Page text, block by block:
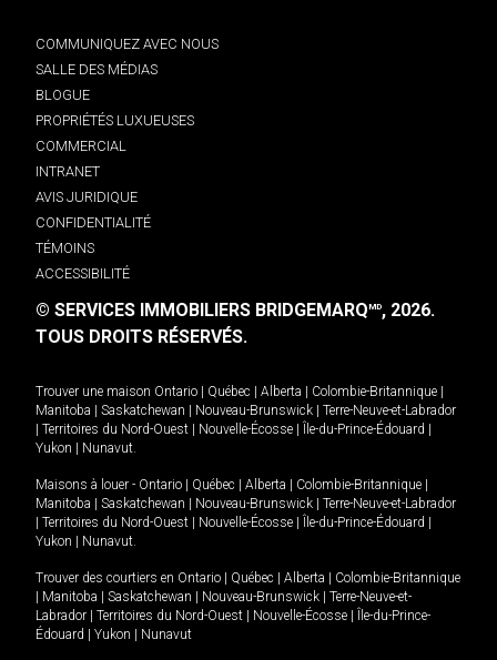
COMMUNIQUEZ AVEC NOUS
SALLE DES MÉDIAS
BLOGUE
PROPRIÉTÉS LUXUEUSES
COMMERCIAL
INTRANET
AVIS JURIDIQUE
CONFIDENTIALITÉ
TÉMOINS
ACCESSIBILITÉ
© SERVICES IMMOBILIERS BRIDGEMARQMD, 2026.
TOUS DROITS RÉSERVÉS.
Trouver une maison Ontario Québec Alberta Colombie-Britannique
Manitoba
Saskatchewan Nouveau-Brunswick
Terre-Neuve-et-Labrador
Territoires du Nord-Ouest Nouvelle-Écosse Île-du-Prince-Édouard
Yukon
Nunavut.
Maisons à louer - Ontario Québec Alberta Colombie-Britannique
Manitoba
Saskatchewan Nouveau-Brunswick
Terre-Neuve-et-Labrador
Territoires du Nord-Ouest Nouvelle-Écosse Île-du-Prince-Édouard
Yukon
Nunavut.
Trouver des courtiers en Ontario Québec Alberta
Colombie-Britannique
Manitoba Saskatchewan Nouveau-Brunswick
Terre-Neuve-et-
Labrador
Territoires du Nord-Ouest Nouvelle-Écosse
Île-du-Prince-
Édouard
Yukon Nunavut